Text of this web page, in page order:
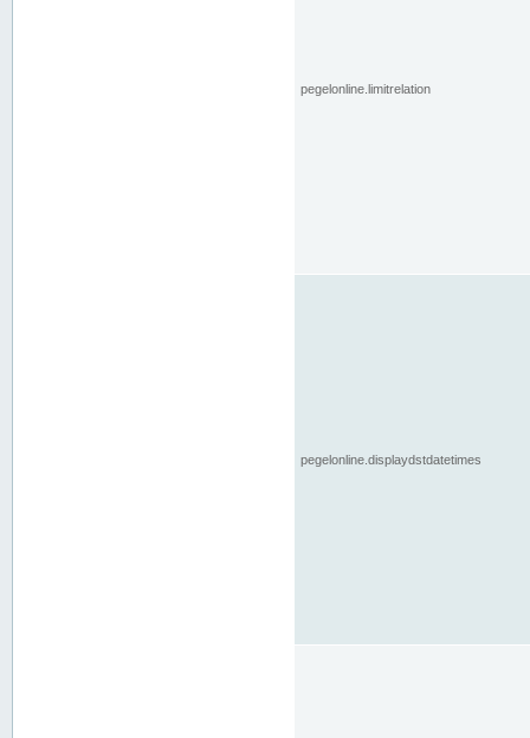
pegelonline.limitrelation
pegelonline.displaydstdatetimes